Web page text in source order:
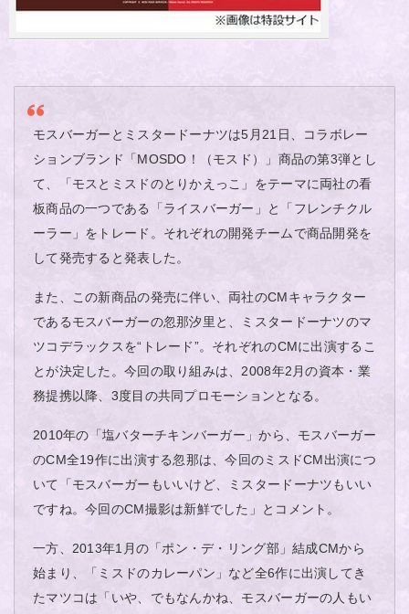
モスバーガーとミスタードーナツは5月21日、コラボレー
ションブランド「MOSDO！（モスド）」商品の第3弾とし
て、「モスとミスドのとりかえっこ」をテーマに両社の看
板商品の一つである「ライスバーガー」と「フレンチクル
ーラー」をトレード。それぞれの開発チームで商品開発を
して発売すると発表した。
また、この新商品の発売に伴い、両社のCMキャラクター
であるモスバーガーの忽那汐里と、ミスタードーナツのマ
ツコデラックスを“トレード”。それぞれのCMに出演するこ
とが決定した。今回の取り組みは、2008年2月の資本・業
務提携以降、3度目の共同プロモーションとなる。
2010年の「塩バターチキンバーガー」から、モスバーガー
のCM全19作に出演する忽那は、今回のミスドCM出演につ
いて「モスバーガーもいいけど、ミスタードーナツもいい
ですね。今回のCM撮影は新鮮でした」とコメント。
一方、2013年1月の「ポン・デ・リング部」結成CMから
始まり、「ミスドのカレーパン」など全6作に出演してき
たマツコは「いや、でもなんかね、モスバーガーの人もい